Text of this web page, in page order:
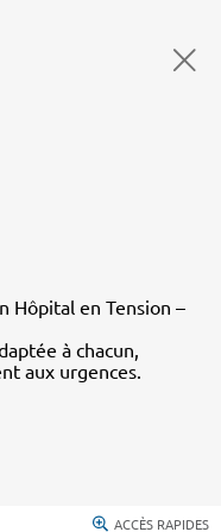
Hôpital en Tension –
à chacun,
aux urgences.
ACCÈS RAPIDES